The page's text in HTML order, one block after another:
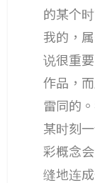
的某个
我的，
说很重
作品，
雷同的
某时刻
彩概念
缝地连